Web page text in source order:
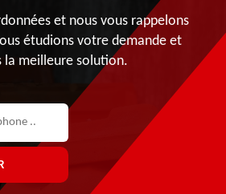
et nous vous rappelons
étudions votre demande et
la meilleure solution.